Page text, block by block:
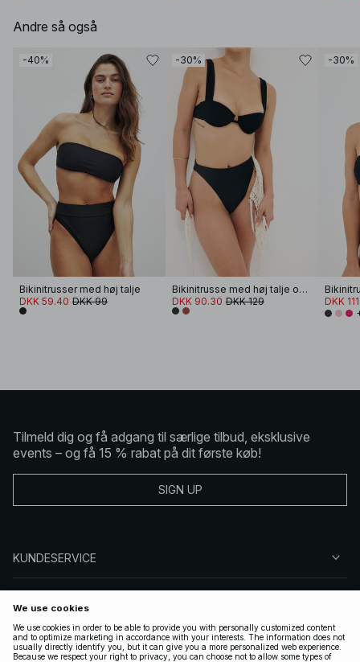
Andre så også
-40%
Bikinitrusser med høj talje
DKK 59.40 DKK 99
-30%
Bikinitrusse med høj talje og struktur
DKK 90.30 DKK 129
-30%
DKK
Tilmeld dig og få adgang til særlige tilbud, eksklusive
events – og få 15 % rabat på dit første køb!
SIGN UP
KUNDESERVICE
FØLG OS